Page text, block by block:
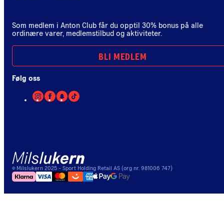
Som medlem i Anton Club får du opptil 30% bonus på alle
ordinære varer, medlemstilbud og aktiviteter.
BLI MEDLEM
Følg oss
© Milslukern 2025 - Sport Holding Retail AS (org nr. 981006 747)